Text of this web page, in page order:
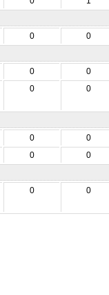
0
0
0
0
0 0
0
0
0
0
0 0